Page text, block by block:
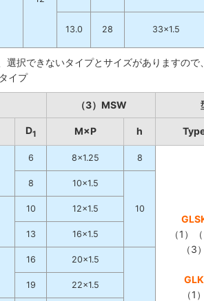
13.0 28 33×1.5
選択できないタイプとサイズがありますの
イプ
（3）MSW
D1 M×P h
6 8×1.25 8
（1）
（3
GLK
（1
8 10×1.5
10
10 12×1.5
13 16×1.5
16 20×1.5
19 22×1.5